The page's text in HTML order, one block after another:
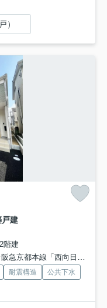
）
建
階建
阪急京都本線「西向日」駅 徒歩29分
耐震構造
公共下水